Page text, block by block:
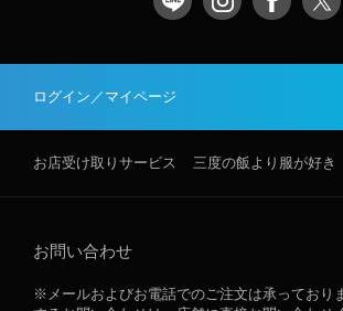
ログイン／マイページ
お店受け取りサービス 三度の飯より服が好き
お問い合わせ
※メールおよびお電話でのご注文は承っており